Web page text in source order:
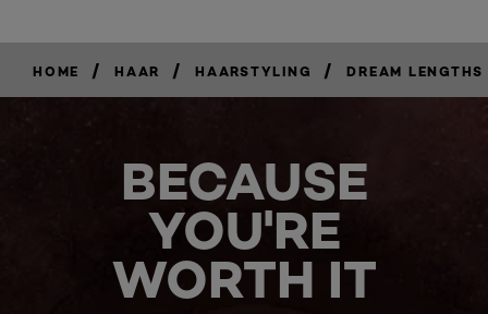
HOME / HAAR / HAARSTYLING / DREAM LENGTHS
BECAUSE
YOU'RE
WORTH IT